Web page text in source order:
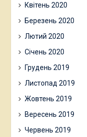
Квітень 2020
Березень 2020
Лютий 2020
Січень 2020
Грудень 2019
Листопад 2019
Жовтень 2019
Вересень 2019
Червень 2019